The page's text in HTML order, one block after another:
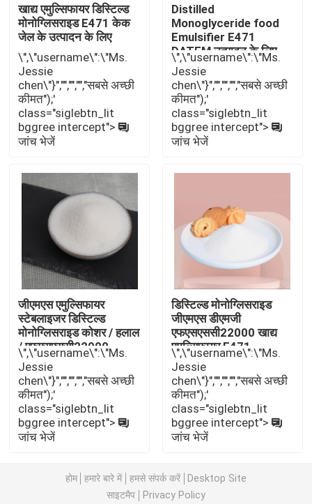
कारखाना भ्रमण
गुणवत्ता नियंत्रण
संपर्क करें
समाचार
एक उद्धरण का अनुरोध करें
E471 खाद्य पायसीकारी
खाद्य ग्रेड पायसीकारी
प्राकृतिक खाद्य पायसीकारी
डिस्टिल्ड मोनोग्लिसराइड
मोनो और डाइग्लिसराइड्स
केक इम्प्रूव इमल्सीफायर
खाद्य एमुल्सिफायर डिस्टिल्ड
मोनोग्लिसराइड E471 केक
जेल के उत्पादन के लिए
\",\"username\":\"Ms.
Jessie
chen\"}","","","","सबसे अच्छी
कीमत");'
class="siglebtn_lit
bggree intercept">
जांच भेजें
Distilled
Monoglyceride food
Emulsifier E471
DATEM उत्पादन के लिए
DMG जीएमएस
\",\"username\":\"Ms.
Jessie
chen\"}","","","","सबसे अच्छी
कीमत");'
class="siglebtn_lit
bggree intercept">
जांच भेजें
जीएमएस एमुल्सिफायर
स्टेबलाइजर डिस्टिल्ड
मोनोग्लिसराइड कोशर / हलाल
/ एफएसएससी22000
प्रमाणन
\",\"username\":\"Ms.
Jessie
chen\"}","","","","सबसे अच्छी
कीमत");'
class="siglebtn_lit
bggree intercept">
जांच भेजें
डिस्टिल्ड मोनोग्लिसराइड
जीएमएस डीएमजी
एफएसएससी22000 खाद्य
एमुल्सिफायर E471
\",\"username\":\"Ms.
Jessie
chen\"}","","","","सबसे अच्छी
कीमत");'
class="siglebtn_lit
bggree intercept">
जांच भेजें
होम हमारे बारे में हमसे संपर्क करें
Desktop Site
साइटमैप
Privacy Policy